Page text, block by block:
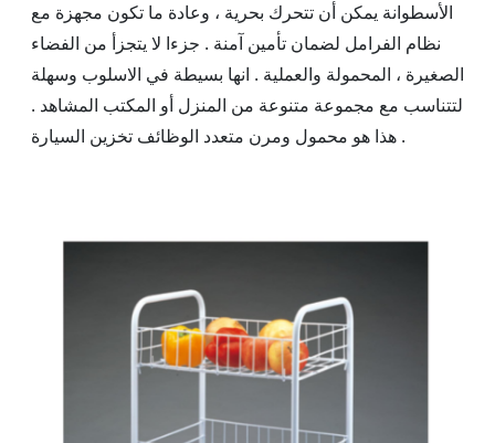
الأسطوانة يمكن أن تتحرك بحرية ، وعادة ما تكون مجهزة مع
نظام الفرامل لضمان تأمين آمنة . جزءا لا يتجزأ من الفضاء
الصغيرة ، المحمولة والعملية . انها بسيطة في الاسلوب وسهلة
لتتناسب مع مجموعة متنوعة من المنزل أو المكتب المشاهد .
هذا هو محمول ومرن متعدد الوظائف تخزين السيارة .